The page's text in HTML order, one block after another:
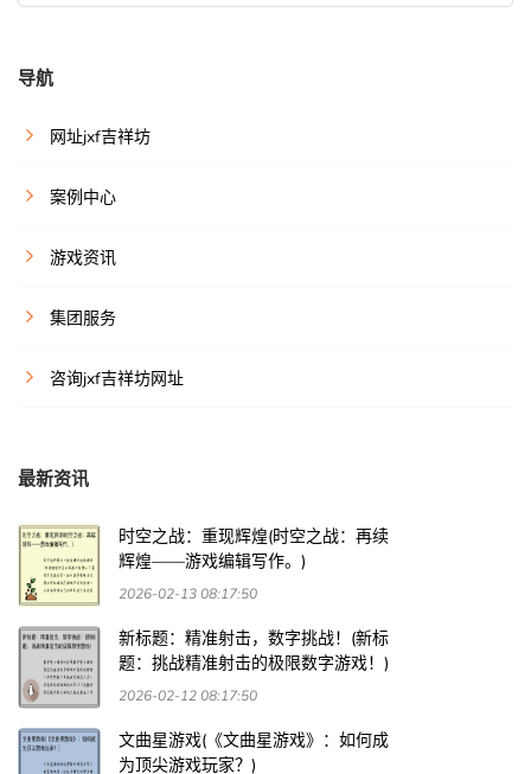
导航
网址jxf吉祥坊
案例中心
游戏资讯
集团服务
咨询jxf吉祥坊网址
最新资讯
时空之战：重现辉煌(时空之战：再续
辉煌——游戏编辑写作。)
2026-02-13 08:17:50
新标题：精准射击，数字挑战！(新标
题：挑战精准射击的极限数字游戏！)
2026-02-12 08:17:50
文曲星游戏(《文曲星游戏》：如何成
为顶尖游戏玩家？)